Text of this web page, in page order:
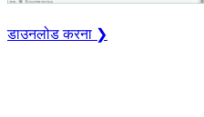
डाउनलोड करना ❯